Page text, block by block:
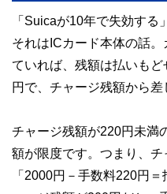
「Suicaが10年で失効する
それはICカード本体の話
ていれば、残額は払いも
円で、チャージ残額から差
チャージ残額が220円未満
額が限度です。つまり、
「2000円－手数料220円